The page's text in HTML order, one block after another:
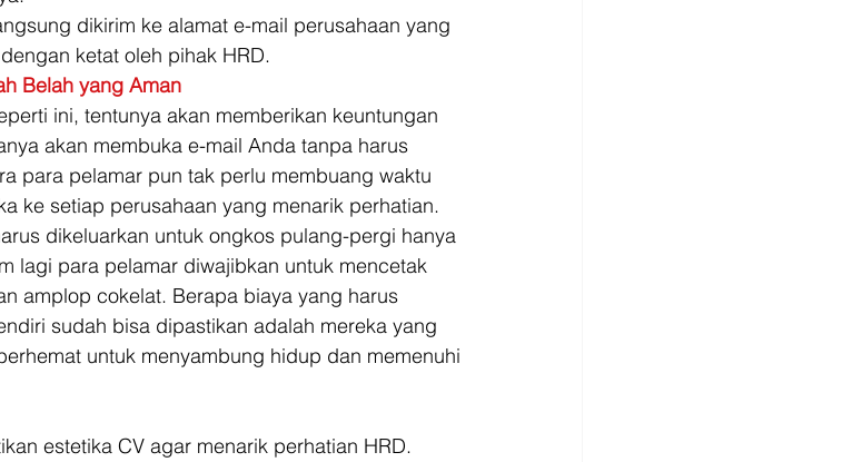
dikirim ke alamat e-mail perusahaan yang
ketat oleh pihak HRD.
Belah yang Aman
ini, tentunya akan memberikan keuntungan
akan membuka e-mail Anda tanpa harus
para pelamar pun tak perlu membuang waktu
ke setiap perusahaan yang menarik perhatian.
dikeluarkan untuk ongkos pulang-pergi hanya
lagi para pelamar diwajibkan untuk mencetak
amplop cokelat. Berapa biaya yang harus
sudah bisa dipastikan adalah mereka yang
untuk menyambung hidup dan memenuhi
estetika CV agar menarik perhatian HRD.